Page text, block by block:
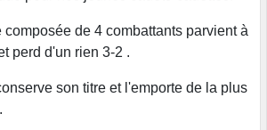
composée de 4 combattants parvient à
perd d'un rien 3-2 .
son titre et l'emporte de la plus